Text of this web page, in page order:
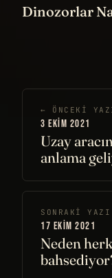
Dinozorlar
← ÖNCEKI
3 EKIM 2021
Uzay
anlama
SONRAKI
17 EKIM 2021
Neden